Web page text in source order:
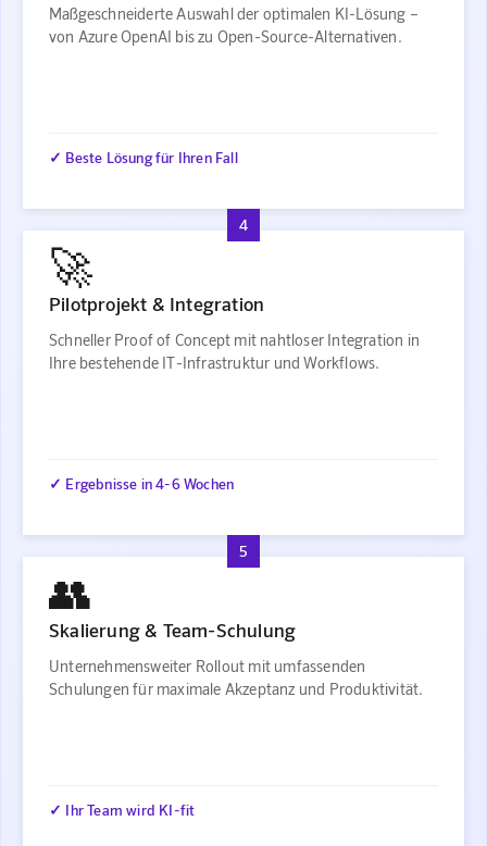
Maßgeschneiderte Auswahl der optimalen KI-Lösung –
von Azure OpenAI bis zu Open-Source-Alternativen.
✓ Beste Lösung für Ihren Fall
4
🚀
Pilotprojekt & Integration
Schneller Proof of Concept mit nahtloser Integration in
Ihre bestehende IT-Infrastruktur und Workflows.
✓ Ergebnisse in 4-6 Wochen
5
👥
Skalierung & Team-Schulung
Unternehmensweiter Rollout mit umfassenden
Schulungen für maximale Akzeptanz und Produktivität.
✓ Ihr Team wird KI-fit